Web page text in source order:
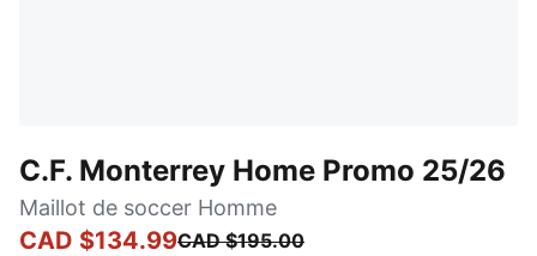
C.F. Monterrey Home Promo 25/26
Maillot de soccer Homme
CAD $134.99CAD $195.00